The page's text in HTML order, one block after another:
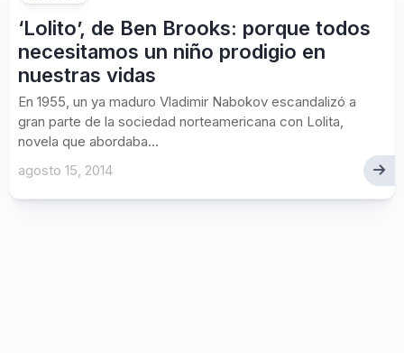
‘Lolito’, de Ben Brooks: porque todos
necesitamos un niño prodigio en
nuestras vidas
En 1955, un ya maduro Vladimir Nabokov escandalizó a
gran parte de la sociedad norteamericana con Lolita,
novela que abordaba...
agosto 15, 2014